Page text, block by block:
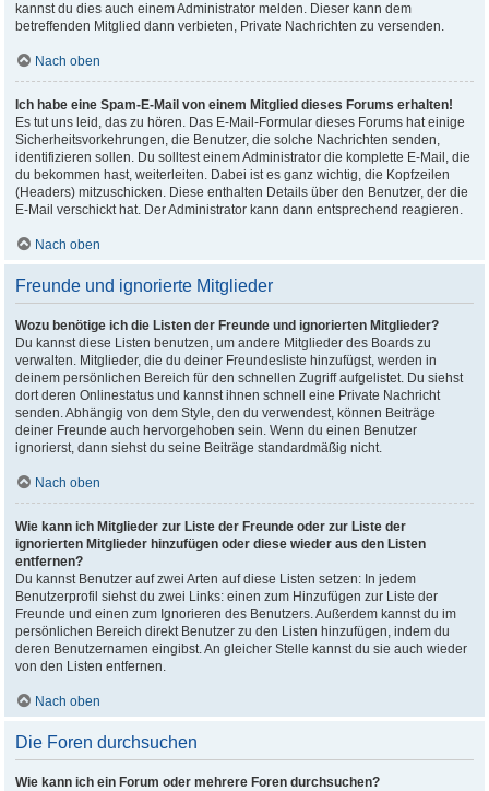
kannst du dies auch einem Administrator melden. Dieser kann dem
betreffenden Mitglied dann verbieten, Private Nachrichten zu versenden.
Nach oben
Ich habe eine Spam-E-Mail von einem Mitglied dieses Forums erhalten!
Es tut uns leid, das zu hören. Das E-Mail-Formular dieses Forums hat einige
Sicherheitsvorkehrungen, die Benutzer, die solche Nachrichten senden,
identifizieren sollen. Du solltest einem Administrator die komplette E-Mail, die
du bekommen hast, weiterleiten. Dabei ist es ganz wichtig, die Kopfzeilen
(Headers) mitzuschicken. Diese enthalten Details über den Benutzer, der die
E-Mail verschickt hat. Der Administrator kann dann entsprechend reagieren.
Nach oben
Freunde und ignorierte Mitglieder
Wozu benötige ich die Listen der Freunde und ignorierten Mitglieder?
Du kannst diese Listen benutzen, um andere Mitglieder des Boards zu
verwalten. Mitglieder, die du deiner Freundesliste hinzufügst, werden in
deinem persönlichen Bereich für den schnellen Zugriff aufgelistet. Du siehst
dort deren Onlinestatus und kannst ihnen schnell eine Private Nachricht
senden. Abhängig von dem Style, den du verwendest, können Beiträge
deiner Freunde auch hervorgehoben sein. Wenn du einen Benutzer
ignorierst, dann siehst du seine Beiträge standardmäßig nicht.
Nach oben
Wie kann ich Mitglieder zur Liste der Freunde oder zur Liste der
ignorierten Mitglieder hinzufügen oder diese wieder aus den Listen
entfernen?
Du kannst Benutzer auf zwei Arten auf diese Listen setzen: In jedem
Benutzerprofil siehst du zwei Links: einen zum Hinzufügen zur Liste der
Freunde und einen zum Ignorieren des Benutzers. Außerdem kannst du im
persönlichen Bereich direkt Benutzer zu den Listen hinzufügen, indem du
deren Benutzernamen eingibst. An gleicher Stelle kannst du sie auch wieder
von den Listen entfernen.
Nach oben
Die Foren durchsuchen
Wie kann ich ein Forum oder mehrere Foren durchsuchen?